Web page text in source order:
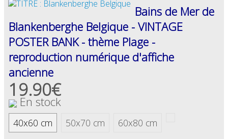
Bains de Mer de
Blankenberghe Belgique - VINTAGE
POSTER BANK - thème Plage -
reproduction numérique d'affiche
ancienne
19.90€
En stock
40x60 cm 50x70 cm 60x80 cm